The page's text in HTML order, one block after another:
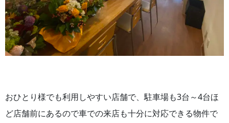
おひとり様でも利用しやすい店舗で、駐車場も3台～4台ほ
ど店舗前にあるので車での来店も十分に対応できる物件で